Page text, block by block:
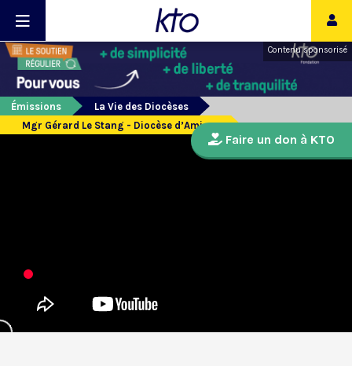
Contenu sponsorisé
Émissions
La Vie des Diocèses
Mgr Gérard Le Stang - Diocèse d’Amiens
Faire un don à KTO